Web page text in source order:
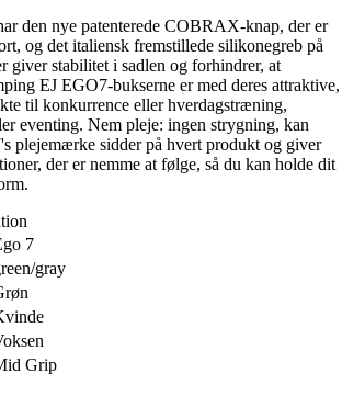
den nye patenterede COBRAX-knap, der er
og det italiensk fremstillede silikonegreb på
giver stabilitet i sadlen og forhindrer, at
EJ EGO7-bukserne er med deres attraktive,
til konkurrence eller hverdagstræning,
eventing. Nem pleje: ingen strygning, kan
plejemærke sidder på hvert produkt og giver
der er nemme at følge, så du kan holde dit
7
gray
Grip